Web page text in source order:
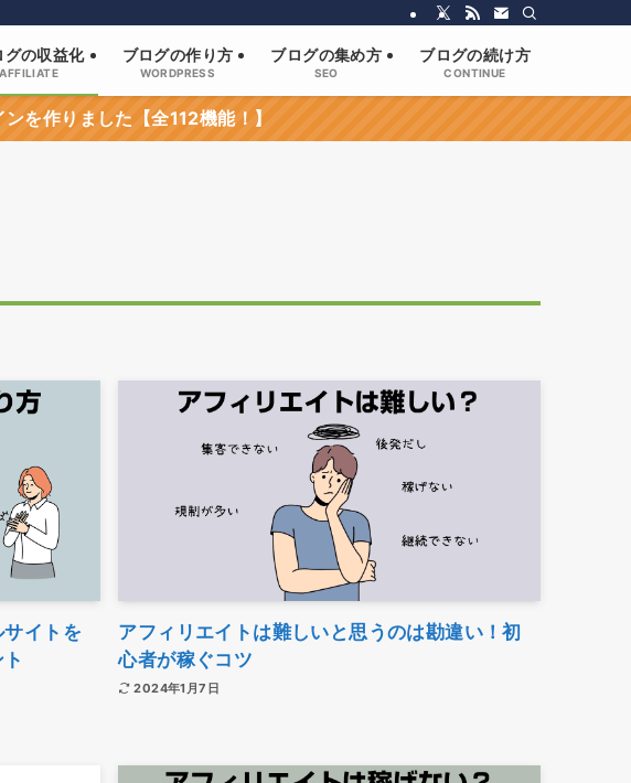
グの収益化
AFFILIATE
ブログの作り方
WORDPRESS
ブログの集め方
SEO
ブログの続け方
CONTINUE
を作りました【全112機能！】
イトを
アフィリエイトは難しいと思うのは勘違い！初
心者が稼ぐコツ
2024年1月7日